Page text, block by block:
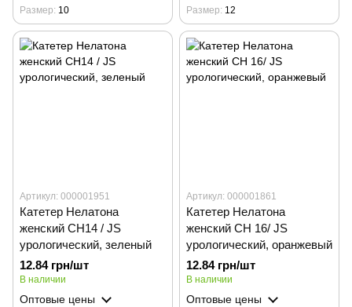
Размер 10
Размер 12
Артикул: 000001951
Катетер Нелатона
женский CH14 / JS
урологический, зеленый
12.84 грн/шт
В наличии
Оптовые цены
Артикул: 000001861
Катетер Нелатона
женский CH 16/ JS
урологический, оранжевый
12.84 грн/шт
В наличии
Оптовые цены